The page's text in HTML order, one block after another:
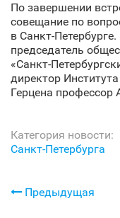
По завершении
совещание по
в
председатель
директор
Герцена профессор
Категория новости:
Санкт‑Петербурга
Предыдущая